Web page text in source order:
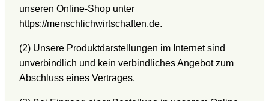
unseren Online-Shop unter
https://menschlichwirtschaften.de.
(2) Unsere Produktdarstellungen im Internet sind
unverbindlich und kein verbindliches Angebot zum
Abschluss eines Vertrages.